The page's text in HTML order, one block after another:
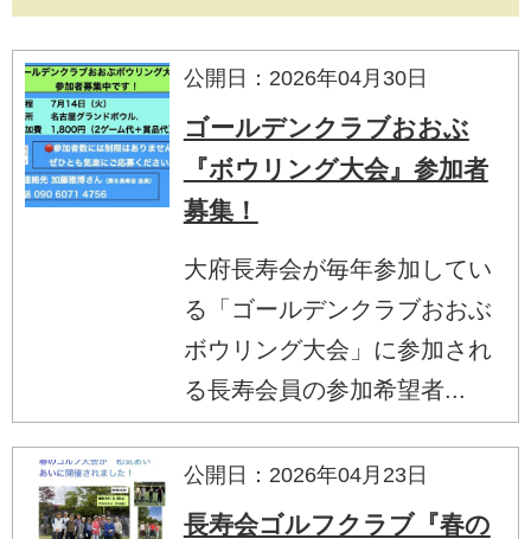
公開日：2026年04月30日
ゴールデンクラブおおぶ
『ボウリング大会』参加者
募集！
大府長寿会が毎年参加してい
る「ゴールデンクラブおおぶ
ボウリング大会」に参加され
る長寿会員の参加希望者...
公開日：2026年04月23日
長寿会ゴルフクラブ『春の